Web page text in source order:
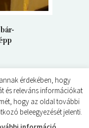
2024
érdekében, hogy
és releváns információkat
hogy az oldal további
beleegyezését jelenti.